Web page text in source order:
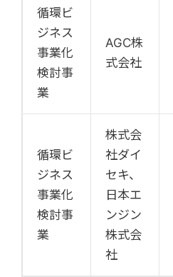
循環ビ
ジネス
事業化
検討事
業
AGC株
式会社
循環ビ
ジネス
事業化
検討事
業
株式会
社ダイ
セキ、
日本エ
ンジン
株式会
社